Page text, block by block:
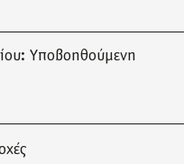
Υποβοηθούμενη